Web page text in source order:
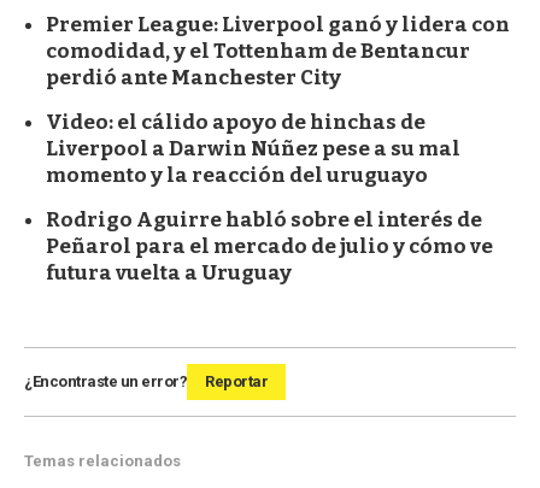
Premier League: Liverpool ganó y lidera con
comodidad, y el Tottenham de Bentancur
perdió ante Manchester City
Video: el cálido apoyo de hinchas de
Liverpool a Darwin Núñez pese a su mal
momento y la reacción del uruguayo
Rodrigo Aguirre habló sobre el interés de
Peñarol para el mercado de julio y cómo ve
futura vuelta a Uruguay
¿Encontraste un error? Reportar
Temas relacionados